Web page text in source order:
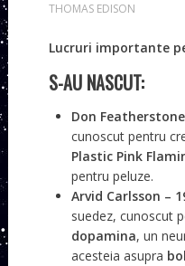
THOMAS EDISON
Lucruri importante
S-AU NASCUT:
Don Featherstone
cunoscut pentru
Plastic Pink
pentru peluze.
Arvid Carlsson –
suedez, cunoscut
dopamina, un
acesteia asupra